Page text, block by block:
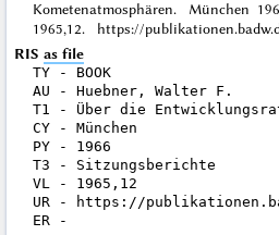
Kometenatmosphären. München
1965,12. https://
RIS as file
TY - BOOK
AU - Huebner, Walter F.
T1 - Über die
CY - München
PY - 1966
T3 - Sitzungsberichte
VL - 1965,12
UR - https://